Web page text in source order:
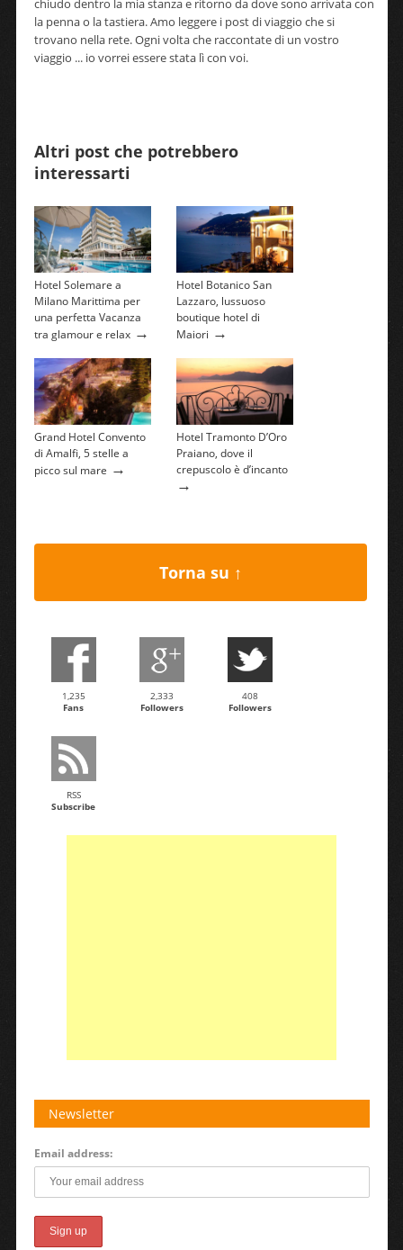
chiudo dentro la mia stanza e ritorno da dove sono arrivata con
la penna o la tastiera. Amo leggere i post di viaggio che si
trovano nella rete. Ogni volta che raccontate di un vostro
viaggio ... io vorrei essere stata lì con voi.
Altri post che potrebbero
interessarti
Hotel Solemare a
Milano Marittima per
una perfetta Vacanza
tra glamour e relax→
Hotel Botanico San
Lazzaro, lussuoso
boutique hotel di
Maiori →
Grand Hotel Convento
di Amalfi, 5 stelle a
picco sul mare →
Hotel Tramonto D’Oro
Praiano, dove il
crepuscolo è d’incanto
→
Torna su ↑
1,235
Fans
2,333
Followers
408
Followers
RSS
Subscribe
Newsletter
Email address: